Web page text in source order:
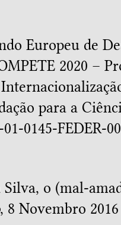
Europeu de
2020 –
para a
0145-FEDER-
Silva, o (mal-
, 8 Novembro 2016